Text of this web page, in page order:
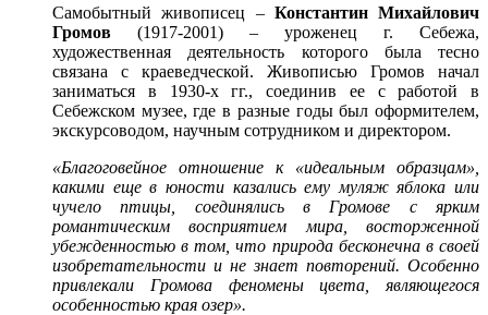
Самобытный живописец – Константин Михайлович
Громов (1917-2001) – уроженец г. Себежа,
художественная деятельность которого была тесно
связана с краеведческой. Живописью Громов начал
заниматься в 1930-х гг., соединив ее с работой в
Себежском музее, где в разные годы был оформителем,
экскурсоводом, научным сотрудником и директором.
«Благоговейное отношение к «идеальным образцам»,
какими еще в юности казались ему муляж яблока или
чучело птицы, соединялись в Громове с ярким
романтическим восприятием мира, восторженной
убежденностью в том, что природа бесконечна в своей
изобретательности и не знает повторений. Особенно
привлекали Громова феномены цвета, являющегося
особенностью края озер».